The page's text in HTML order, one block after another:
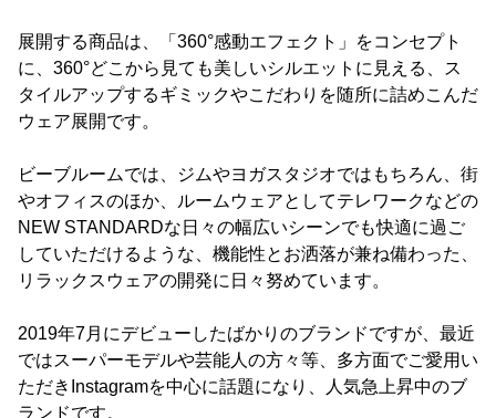
展開する商品は、「360°感動エフェクト」をコンセプト
に、360°どこから見ても美しいシルエットに見える、ス
タイルアップするギミックやこだわりを随所に詰めこんだ
ウェア展開です。
ビーブルームでは、ジムやヨガスタジオではもちろん、街
やオフィスのほか、ルームウェアとしてテレワークなどの
NEW STANDARDな日々の幅広いシーンでも快適に過ご
していただけるような、機能性とお洒落が兼ね備わった、
リラックスウェアの開発に日々努めています。
2019年7月にデビューしたばかりのブランドですが、最近
ではスーパーモデルや芸能人の方々等、多方面でご愛用い
ただきInstagramを中心に話題になり、人気急上昇中のブ
ランドです。